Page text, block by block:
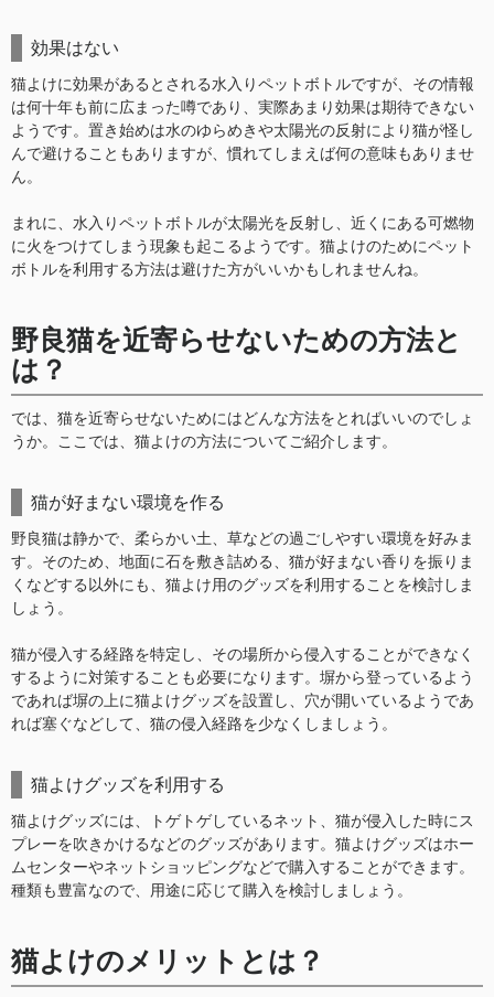
効果はない
猫よけに効果があるとされる水入りペットボトルですが、その情報
は何十年も前に広まった噂であり、実際あまり効果は期待できない
ようです。置き始めは水のゆらめきや太陽光の反射により猫が怪し
んで避けることもありますが、慣れてしまえば何の意味もありませ
ん。
まれに、水入りペットボトルが太陽光を反射し、近くにある可燃物
に火をつけてしまう現象も起こるようです。猫よけのためにペット
ボトルを利用する方法は避けた方がいいかもしれませんね。
野良猫を近寄らせないための方法と
は？
では、猫を近寄らせないためにはどんな方法をとればいいのでしょ
うか。ここでは、猫よけの方法についてご紹介します。
猫が好まない環境を作る
野良猫は静かで、柔らかい土、草などの過ごしやすい環境を好みま
す。そのため、地面に石を敷き詰める、猫が好まない香りを振りま
くなどする以外にも、猫よけ用のグッズを利用することを検討しま
しょう。
猫が侵入する経路を特定し、その場所から侵入することができなく
するように対策することも必要になります。塀から登っているよう
であれば塀の上に猫よけグッズを設置し、穴が開いているようであ
れば塞ぐなどして、猫の侵入経路を少なくしましょう。
猫よけグッズを利用する
猫よけグッズには、トゲトゲしているネット、猫が侵入した時にス
プレーを吹きかけるなどのグッズがあります。猫よけグッズはホー
ムセンターやネットショッピングなどで購入することができます。
種類も豊富なので、用途に応じて購入を検討しましょう。
猫よけのメリットとは？